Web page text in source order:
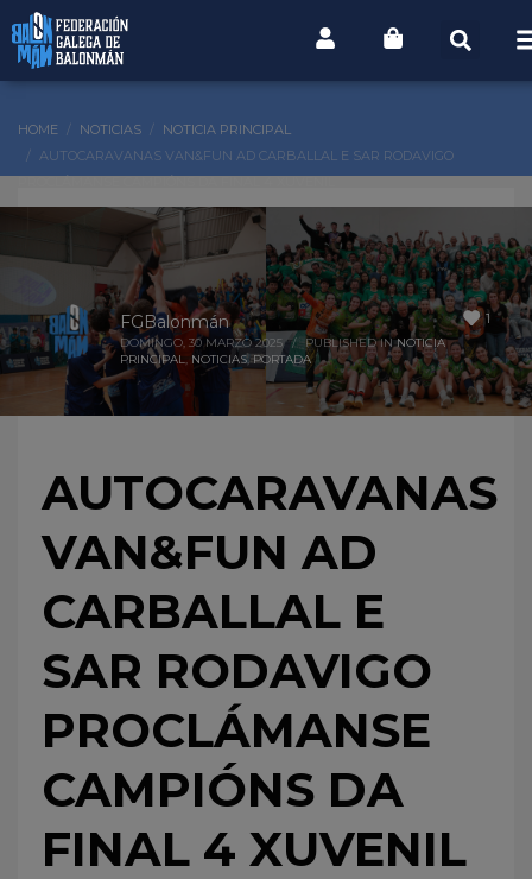
HOME NOTICIAS
NOTICIA PRINCIPAL
AUTOCARAVANAS VAN&FUN AD CARBALLAL E SAR RODAVIGO
1
FGBalonmán
DOMINGO, 30 MARZO 2025 / PUBLISHED INNOTICIA
PRINCIPAL, NOTICIAS,PORTADA
AUTOCARAVANAS
VAN&FUN AD
CARBALLAL E
SAR RODAVIGO
PROCLÁMANSE
CAMPIÓNS DA
FINAL 4 XUVENIL